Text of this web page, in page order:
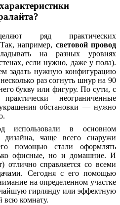
ряд практических
например, световой провод
на разных уровнях
если нужно, даже у пола).
задать нужную конфигурацию
раз согнуть шнур на 90
букву или фигуру. По сути, с
неограниченные
обстановки — нужно
использовали в основном
дизайна, чаще всего снаружи
помощью стали оформлять
офисные, но и домашние. И
отлично справляется со всеми
Сегодня с его помощью
на определенном участке
гирлянду или эффектную
комнату.